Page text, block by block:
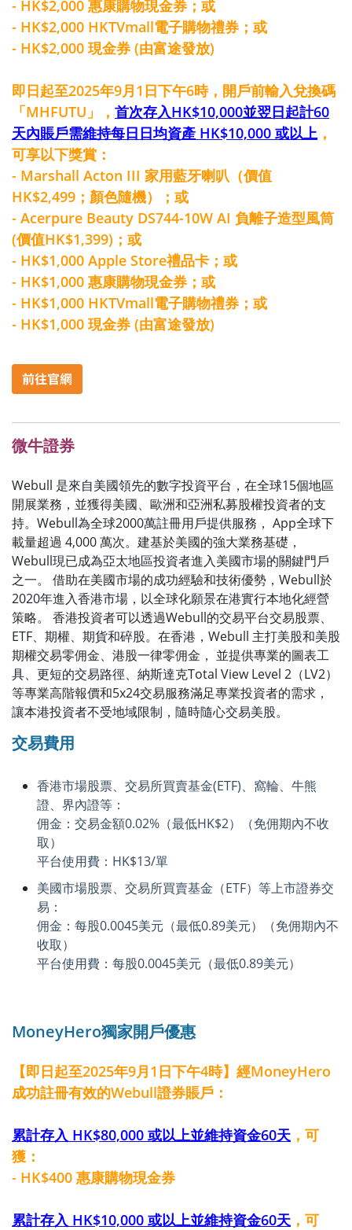
- HK$2,000 惠康購物現金券；或
- HK$2,000 HKTVmall電子購物禮券；或
- HK$2,000 現金券 (由富途發放)
即日起至2025年9月1日下午6時，開戶前輸入兌換碼
「MHFUTU」， 首次存入HK$10,000並翌日起計60
天內賬戶需維持每日日均資產 HK$10,000 或以上 ，
可享以下獎賞：
- Marshall Acton III 家用藍牙喇叭（價值
HK$2,499；顏色隨機）；或
- Acerpure Beauty DS744-10W AI 負離子造型風筒
(價值HK$1,399)；或
- HK$1,000 Apple Store禮品卡；或
- HK$1,000 惠康購物現金券；或
- HK$1,000 HKTVmall電子購物禮券；或
- HK$1,000 現金券 (由富途發放)
微牛證券
Webull 是來自美國領先的數字投資平台，在全球15個地區
開展業務，並獲得美國、歐洲和亞洲私募股權投資者的支
持。 Webull為全球2000萬註冊用戶提供服務， App全球下
載量超過 4,000萬次。建基於美國的強大業務基礎，
Webull現已成為亞太地區投資者進入美國市場的關鍵門戶
之一。 借助在美國市場的成功經驗和技術優勢， Webull於
2020年進入香港市場，以全球化願景在港實行本地化經營
策略。 香港投資者可以透過Webull的交易平台交易股票、
ETF、期權、期貨和碎股。在香港， Webull 主打美股和美股
期權交易零佣金、港股一律零佣金， 並提供專業的圖表工
具、更短的交易路徑、納斯達克Total View Level 2 （LV2）
等專業高階報價和5x24交易服務滿足專業投資者的需求，
讓本港投資者不受地域限制，隨時隨心交易美股。
交易費用
香港市場股票、交易所買賣基金(ETF)、窩輪、牛熊
證、界內證等：
佣金：交易金額0.02%（最低HK$2）（免佣期內不收
取）
平台使用費：HK$13/單
美國市場股票、交易所買賣基金（ETF）等上市證券交
易：
佣金：每股0.0045美元（最低0.89美元）（免佣期內不
收取）
平台使用費：每股0.0045美元（最低0.89美元）
MoneyHero獨家開戶優惠
【即日起至2025年9月1日下午4時】經MoneyHero
成功註冊有效的Webull證券賬戶：
累計存入 HK$80,000 或以上並維持資金60天 ，可
獲：
- HK$400 惠康購物現金券
累計存入 HK$10,000 或以上並維持資金60天 ，可